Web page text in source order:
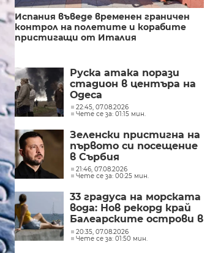
Испания въведе временен граничен
контрол на полетите и корабите
пристигащи от Италия
Руска атака порази
стадион в центъра на
Одеса
22:45, 07.08.2026
Чете се за: 01:15 мин.
Зеленски пристигна на
първото си посещение
в Сърбия
21:46, 07.08.2026
Чете се за: 00:25 мин.
33 градуса на морската
вода: Нов рекорд край
Балеарските острови в
Средиземно море
20:35, 07.08.2026
Чете се за: 01:50 мин.